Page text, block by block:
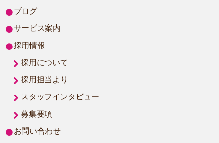
ブログ
サービス案内
採用情報
採用について
採用担当より
スタッフインタビュー
募集要項
お問い合わせ